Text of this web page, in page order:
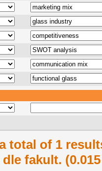
total of 1
fakult.